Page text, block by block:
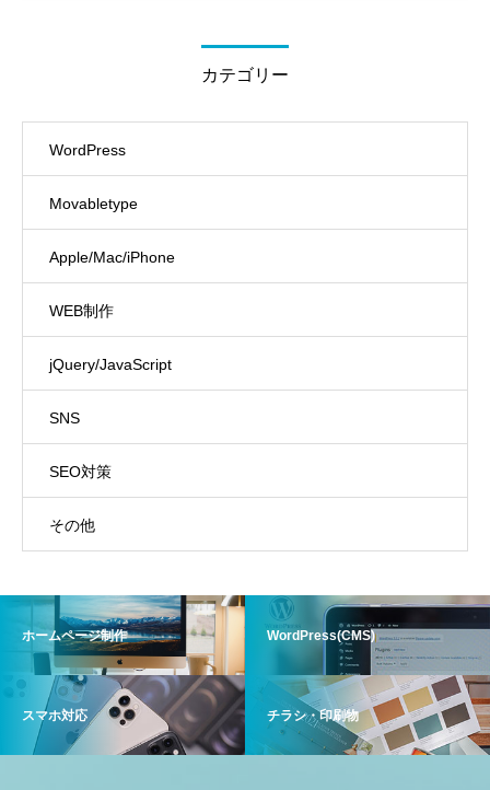
カテゴリー
WordPress
Movabletype
Apple/Mac/iPhone
WEB制作
jQuery/JavaScript
SNS
SEO対策
その他
ホームページ制作 WordPress(CMS)
スマホ対応 チラシ・印刷物